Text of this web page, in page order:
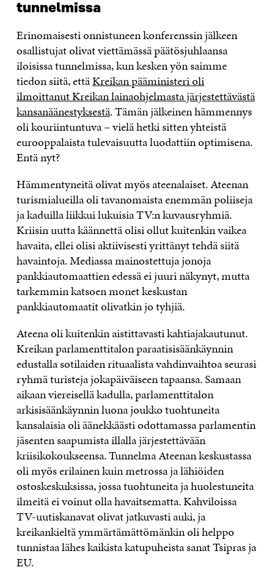
tunnelmissa
Erinomaisesti onnistuneen konferenssin jälkeen
osallistujat olivat viettämässä päätösjuhlaansa
iloisissa tunnelmissa, kun kesken yön saimme
tiedon siitä, ettäKreikan pääministeri oli
ilmoittanut Kreikan lainaohjelmasta järjestettävästä
kansanäänestyksestä. Tämän jälkeinen hämmennys
oli kouriintuntuva – vielä hetki sitten yhteistä
eurooppalaista tulevaisuutta luodattiin optimisena.
Entä nyt?
Hämmentyneitä olivat myös ateenalaiset. Ateenan
turismialueilla oli tavanomaista enemmän poliiseja
ja kaduilla liikkui lukuisia TV:n kuvausryhmiä.
Kriisin uutta käännettä olisi ollut kuitenkin vaikea
havaita, ellei olisi aktiivisesti yrittänyt tehdä siitä
havaintoja. Mediassa mainostettuja jonoja
pankkiautomaattien edessä ei juuri näkynyt, mutta
tarkemmin katsoen monet keskustan
pankkiautomaatit olivatkin jo tyhjiä.
Ateena oli kuitenkin aistittavasti kahtiajakautunut.
Kreikan parlamenttitalon paraatisisäänkäynnin
edustalla sotilaiden rituaalista vahdinvaihtoa seurasi
ryhmä turisteja jokapäiväiseen tapaansa. Samaan
aikaan viereisellä kadulla, parlamenttitalon
arkisisäänkäynnin luona joukko tuohtuneita
kansalaisia oli äänekkäästi odottamassa parlamentin
jäsenten saapumista illalla järjestettävään
kriisikokoukseensa. Tunnelma Ateenan keskustassa
oli myös erilainen kuin metrossa ja lähiöiden
ostoskeskuksissa, jossa tuohtuneita ja huolestuneita
ilmeitä ei voinut olla havaitsematta. Kahviloissa
TV-uutiskanavat olivat jatkuvasti auki, ja
kreikankieltä ymmärtämättömänkin oli helppo
tunnistaa lähes kaikista katupuheista sanat Tsipras ja
EU.